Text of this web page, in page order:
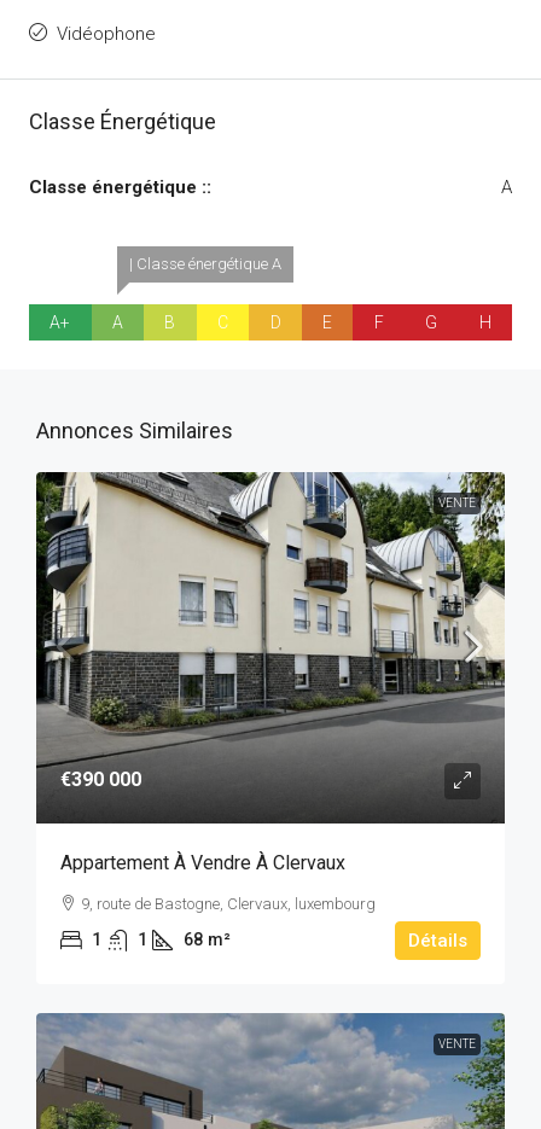
Vidéophone
Classe Énergétique
Classe énergétique :: A
A+
| Classe énergétique A
A B C D E F G H
Annonces Similaires
VENTE
€390 000
Appartement À Vendre À Clervaux
9, route de Bastogne, Clervaux, luxembourg
1 1 68 m² Détails
VENTE